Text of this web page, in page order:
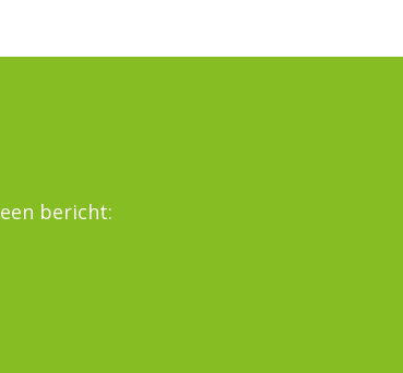
Home
bericht: